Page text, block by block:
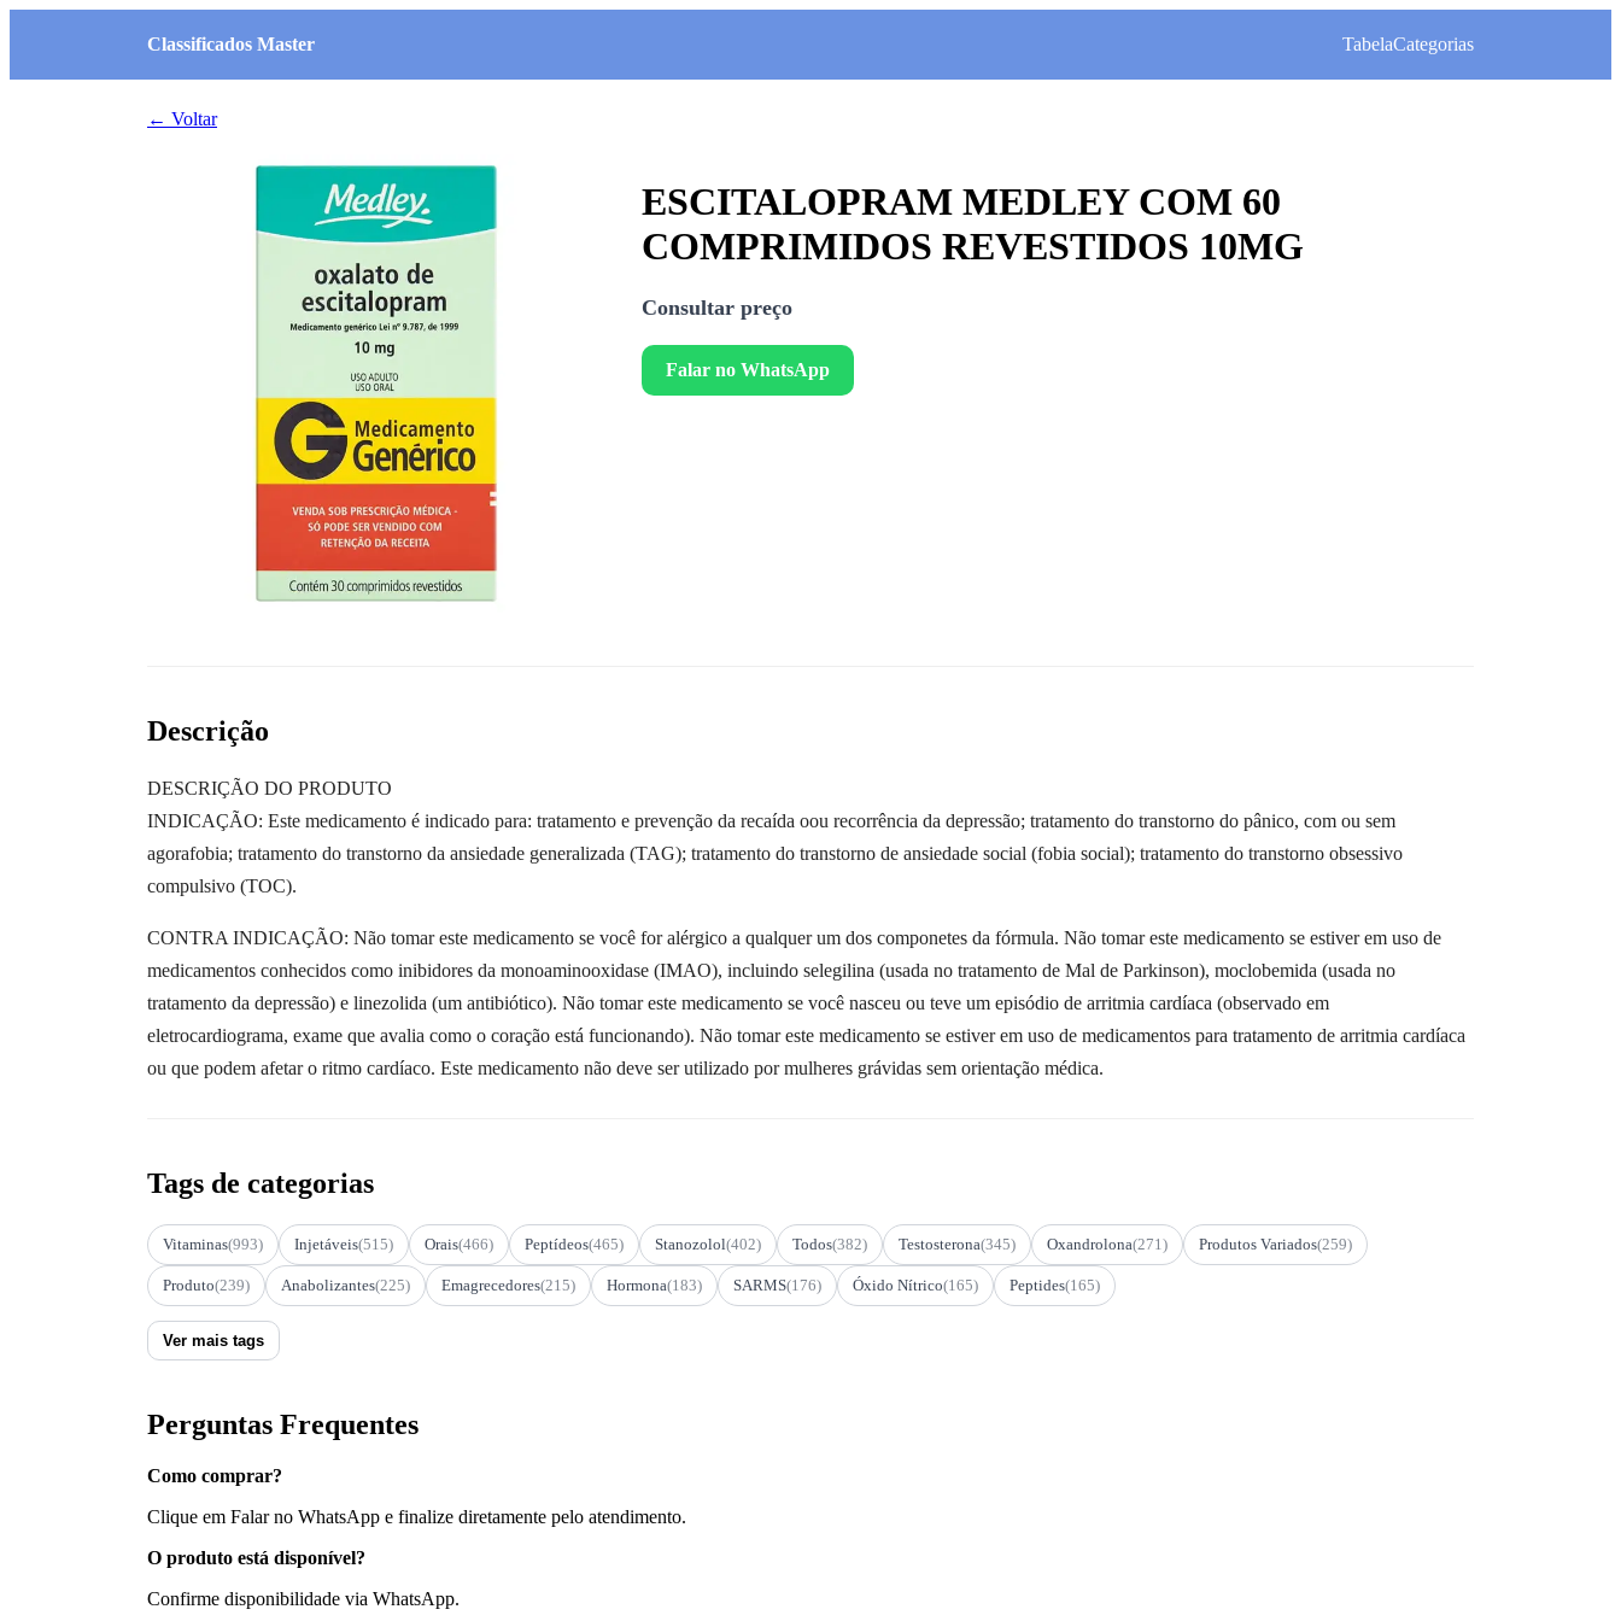
Classificados Master TabelaCategorias
← Voltar
ESCITALOPRAM MEDLEY COM 60
COMPRIMIDOS REVESTIDOS 10MG
Consultar preço
Falar no WhatsApp
Descrição
DESCRIÇÃO DO PRODUTO
INDICAÇÃO: Este medicamento é indicado para: tratamento e prevenção da recaída oou recorrência da depressão; tratamento do transtorno do pânico, com ou sem
agorafobia; tratamento do transtorno da ansiedade generalizada (TAG); tratamento do transtorno de ansiedade social (fobia social); tratamento do transtorno obsessivo
compulsivo (TOC).
CONTRA INDICAÇÃO: Não tomar este medicamento se você for alérgico a qualquer um dos componetes da fórmula. Não tomar este medicamento se estiver em uso de
medicamentos conhecidos como inibidores da monoaminooxidase (IMAO), incluindo selegilina (usada no tratamento de Mal de Parkinson), moclobemida (usada no
tratamento da depressão) e linezolida (um antibiótico). Não tomar este medicamento se você nasceu ou teve um episódio de arritmia cardíaca (observado em
eletrocardiograma, exame que avalia como o coração está funcionando). Não tomar este medicamento se estiver em uso de medicamentos para tratamento de arritmia cardíaca
ou que podem afetar o ritmo cardíaco. Este medicamento não deve ser utilizado por mulheres grávidas sem orientação médica.
Tags de categorias
Vitaminas(993) Injetáveis(515) Orais(466) Peptídeos(465) Stanozolol(402) Todos(382) Testosterona(345) Oxandrolona(271) Produtos Variados(259)
Produto(239) Anabolizantes(225) Emagrecedores(215) Hormona(183) SARMS(176) Óxido Nítrico(165) Peptides(165)
Ver mais tags
Perguntas Frequentes
Como comprar?
Clique em Falar no WhatsApp e finalize diretamente pelo atendimento.
O produto está disponível?
Confirme disponibilidade via WhatsApp.